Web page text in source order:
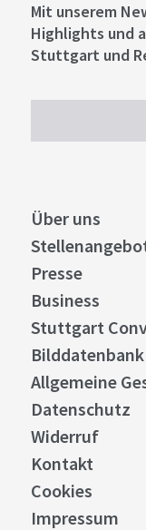
Mit unserem
Highlights und
Stuttgart und
Über uns
Presse
Business
Stuttgart
Bilddatenbank
Allgemeine
Datenschutz
Widerruf
Kontakt
Cookies
Impressum